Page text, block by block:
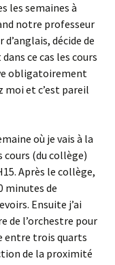
les semaines à
notre professeur
décide de
ce cas les cours
obligatoirement
moi et c’est pareil
où je vais à la
cours (du collège)
Après le collège,
minutes de
Ensuite j’ai
de l’orchestre pour
entre trois quarts
de la proximité